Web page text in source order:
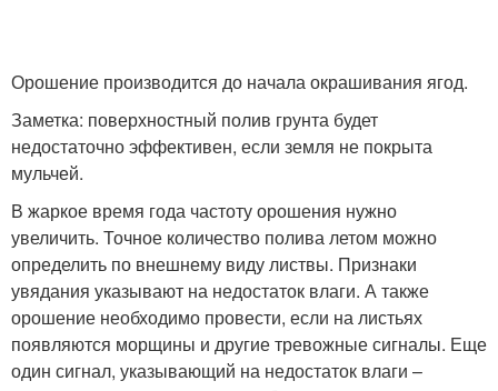
Орошение производится до начала окрашивания ягод.
Заметка: поверхностный полив грунта будет
недостаточно эффективен, если земля не покрыта
мульчей.
В жаркое время года частоту орошения нужно
увеличить. Точное количество полива летом можно
определить по внешнему виду листвы. Признаки
увядания указывают на недостаток влаги. А также
орошение необходимо провести, если на листьях
появляются морщины и другие тревожные сигналы. Еще
один сигнал, указывающий на недостаток влаги –